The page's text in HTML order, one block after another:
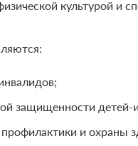
культурой
защищенности детей-
и охраны